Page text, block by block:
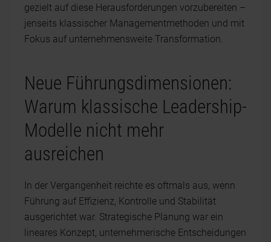
gezielt auf diese Herausforderungen vorzubereiten –
jenseits klassischer Managementmethoden und mit
Fokus auf unternehmensweite Transformation.
Neue Führungsdimensionen:
Warum klassische Leadership-
Modelle nicht mehr
ausreichen
In der Vergangenheit reichte es oftmals aus, wenn
Führung auf Effizienz, Kontrolle und Stabilität
ausgerichtet war. Strategische Planung war ein
lineares Konzept, unternehmerische Entscheidungen